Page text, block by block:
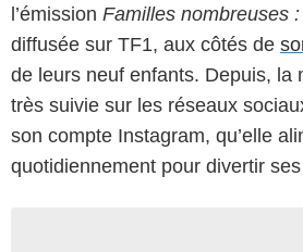
l’émission Familles nombreuses
diffusée sur TF1, aux côtés de
de leurs neuf enfants. Depuis, la
très suivie sur les réseaux
son compte Instagram, qu’elle
quotidiennement pour divertir